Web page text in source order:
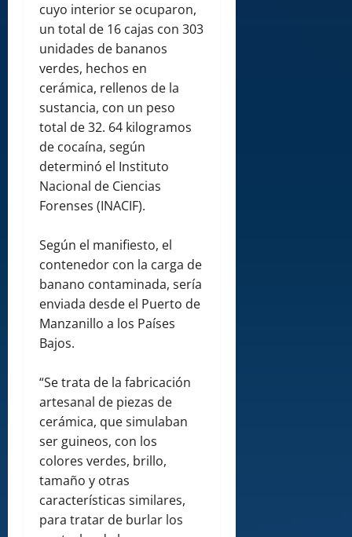
cuyo interior se ocuparon,
un total de 16 cajas con 303
unidades de bananos
verdes, hechos en
cerámica, rellenos de la
sustancia, con un peso
total de 32. 64 kilogramos
de cocaína, según
determinó el Instituto
Nacional de Ciencias
Forenses (INACIF).
Según el manifiesto, el
contenedor con la carga de
banano contaminada, sería
enviada desde el Puerto de
Manzanillo a los Países
Bajos.
“Se trata de la fabricación
artesanal de piezas de
cerámica, que simulaban
ser guineos, con los
colores verdes, brillo,
tamaño y otras
características similares,
para tratar de burlar los